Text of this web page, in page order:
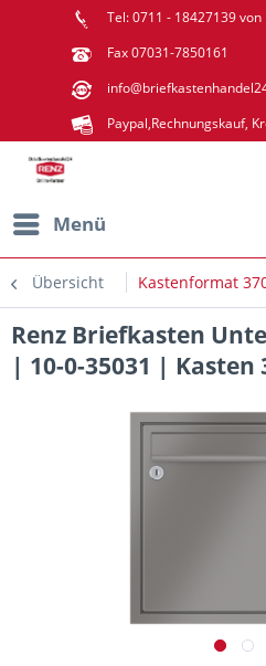
Tel: 0711 - 18427139
Fax 07031-7850161
Paypal,Rechnungskauf,
Menü
Übersicht Kastenformat
Renz Briefkasten
| 10-0-35031 | Kasten